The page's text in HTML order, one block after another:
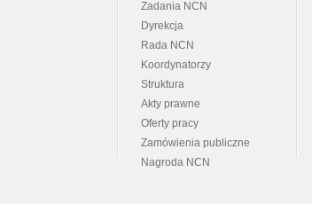
Zadania NCN
Dyrekcja
Rada NCN
Koordynatorzy
Struktura
Akty prawne
Oferty pracy
Zamówienia publiczne
Nagroda NCN